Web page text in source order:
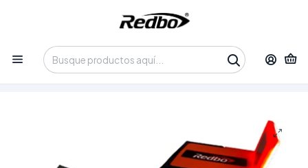
Tienda 100% Online con despacho a domicilio o retiro en
Oficina • Lun-Vie 09:30-14:00 / 15:00-17:30 • 📞 +56 9 3730 2311
Insumos y Accesorios
Baterías y Cargadores
Inversor de Corriente Portátil Redbo RB-INCO150 20V